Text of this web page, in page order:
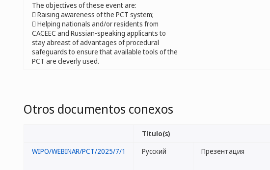
The objectives of these event are:
 Raising awareness of the PCT system;
 Helping nationals and/or residents from
CACEEC and Russian-speaking applicants to
stay abreast of advantages of procedural
safeguards to ensure that available tools of the
PCT are cleverly used.
Otros documentos conexos
Título(s)
WIPO/WEBINAR/PCT/2025/7/1
Русский Презентация